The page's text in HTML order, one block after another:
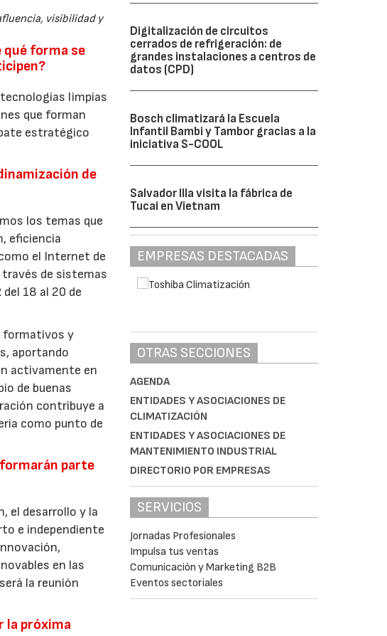
visibilidad y
qué forma se
limpias
que forman
estratégico
de
los temas que
eficiencia
el Internet de
través de sistemas
18 al 20 de
formativos y
aportando
activamente en
de buenas
contribuye a
como punto de
parte
el desarrollo y la
e independiente
en las
la reunión
la próxima
Digitalización de circuitos
cerrados de refrigeración: de
grandes instalaciones a centros de
datos (CPD)
Bosch climatizará la Escuela
Infantil Bambi y Tambor gracias a la
iniciativa S-COOL
Salvador Illa visita la fábrica de
Tucai en Vietnam
EMPRESAS DESTACADAS
OTRAS SECCIONES
AGENDA
ENTIDADES Y ASOCIACIONES DE
CLIMATIZACIÓN
ENTIDADES Y ASOCIACIONES DE
MANTENIMIENTO INDUSTRIAL
DIRECTORIO POR EMPRESAS
SERVICIOS
Jornadas Profesionales
Impulsa tus ventas
Comunicación y Marketing B2B
Eventos sectoriales